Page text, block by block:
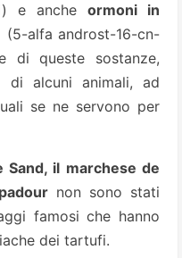
e anche ormoni in
(5-alfa androst-16-cn-
di queste sostanze,
di alcuni animali, ad
se ne servono per
Sand, il marchese de
non sono stati
famosi che hanno
dei tartufi.